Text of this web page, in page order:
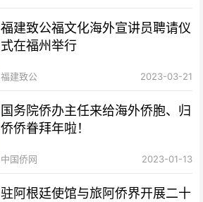
福建致公福文化海外宣讲员聘请仪
式在福州举行
福建致公 2023-03-21
国务院侨办主任来给海外侨胞、归
侨侨眷拜年啦！
中国侨网 2023-01-13
驻阿根廷使馆与旅阿侨界开展二十